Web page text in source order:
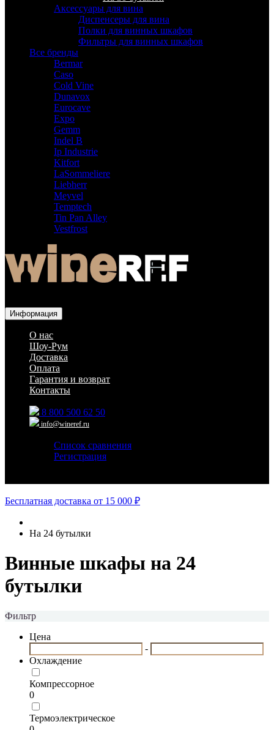
Аксессуары для вина
Диспенсеры для вина
Полки для винных шкафов
Фильтры для винных шкафов
Все бренды
Bermar
Caso
Cold Vine
Dunavox
Eurocave
Expo
Gemm
Indel B
Ip Industrie
Kitfort
LaSommeliere
Liebherr
Meyvel
Temptech
Tin Pan Alley
Vestfrost
Информация
О нас
Шоу-Рум
Доставка
Оплата
Гарантия и возврат
Контакты
8 800 500 62 50
info@wineref.ru
Список сравнения
Регистрация
Бесплатная доставка от 15 000 ₽
На 24 бутылки
Винные шкафы на 24
бутылки
Фильтр
Цена
-
Охлаждение
Компрессорное
0
Термоэлектрическое